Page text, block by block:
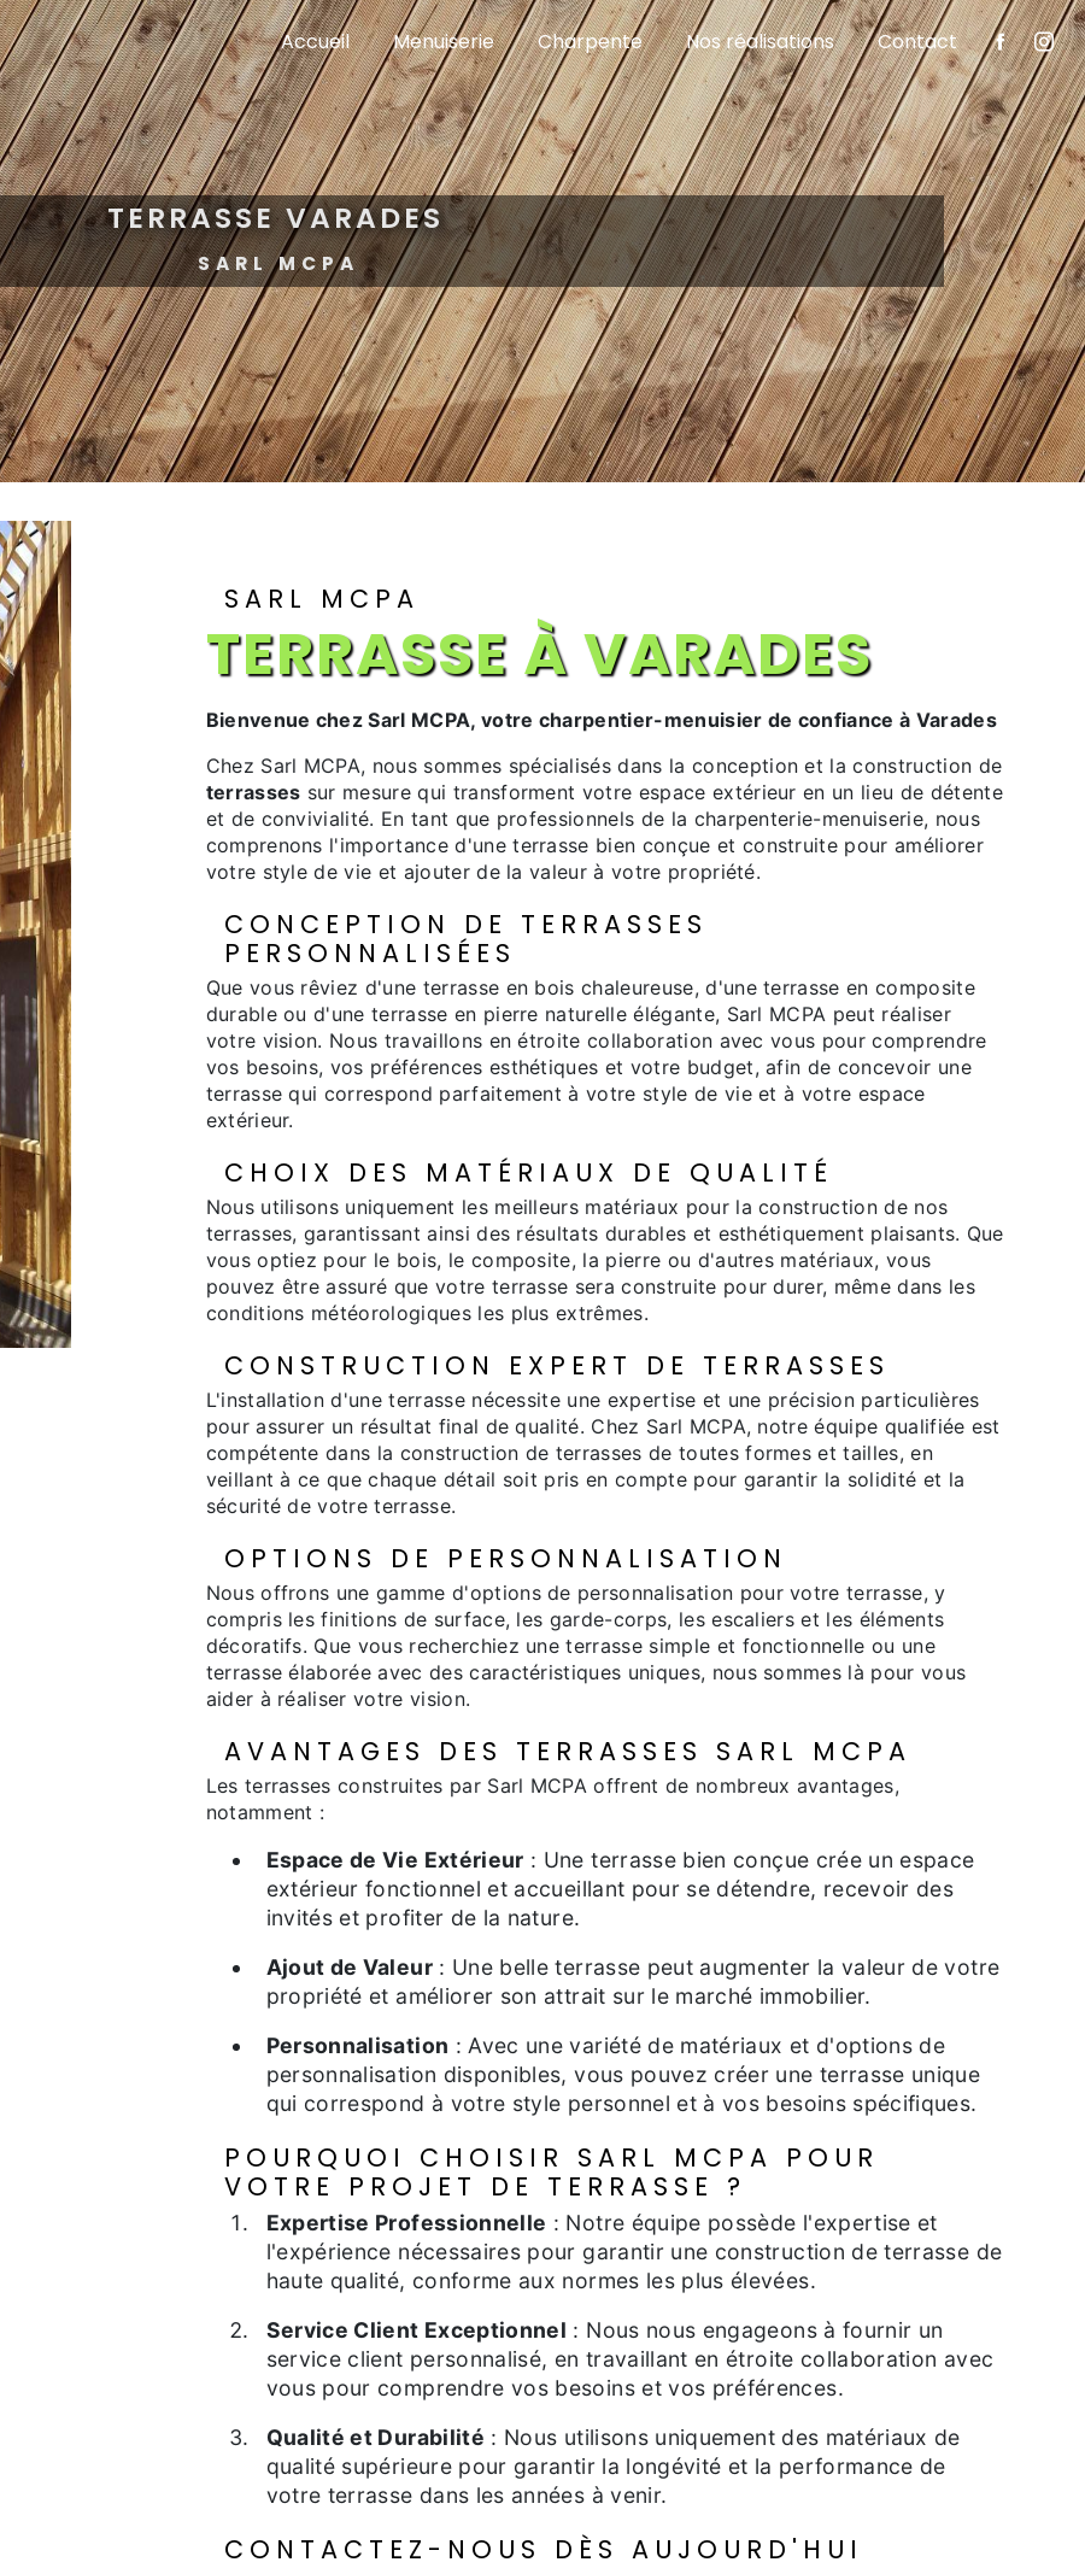
Accueil Menuiserie Charpente Nos réalisations Contact
TERRASSE VARADES
SARL MCPA
SARL MCPA
TERRASSE À VARADES
Bienvenue chez Sarl MCPA, votre charpentier-menuisier de confiance à Varades
Chez Sarl MCPA, nous sommes spécialisés dans la conception et la construction de
terrasses sur mesure qui transforment votre espace extérieur en un lieu de détente
et de convivialité. En tant que professionnels de la charpenterie-menuiserie, nous
comprenons l'importance d'une terrasse bien conçue et construite pour améliorer
votre style de vie et ajouter de la valeur à votre propriété.
CONCEPTION DE TERRASSES
PERSONNALISÉES
Que vous rêviez d'une terrasse en bois chaleureuse, d'une terrasse en composite
durable ou d'une terrasse en pierre naturelle élégante, Sarl MCPA peut réaliser
votre vision. Nous travaillons en étroite collaboration avec vous pour comprendre
vos besoins, vos préférences esthétiques et votre budget, afin de concevoir une
terrasse qui correspond parfaitement à votre style de vie et à votre espace
extérieur.
CHOIX DES MATÉRIAUX DE QUALITÉ
Nous utilisons uniquement les meilleurs matériaux pour la construction de nos
terrasses, garantissant ainsi des résultats durables et esthétiquement plaisants. Que
vous optiez pour le bois, le composite, la pierre ou d'autres matériaux, vous
pouvez être assuré que votre terrasse sera construite pour durer, même dans les
conditions météorologiques les plus extrêmes.
CONSTRUCTION EXPERT DE TERRASSES
L'installation d'une terrasse nécessite une expertise et une précision particulières
pour assurer un résultat final de qualité. Chez Sarl MCPA, notre équipe qualifiée est
compétente dans la construction de terrasses de toutes formes et tailles, en
veillant à ce que chaque détail soit pris en compte pour garantir la solidité et la
sécurité de votre terrasse.
OPTIONS DE PERSONNALISATION
Nous offrons une gamme d'options de personnalisation pour votre terrasse, y
compris les finitions de surface, les garde-corps, les escaliers et les éléments
décoratifs. Que vous recherchiez une terrasse simple et fonctionnelle ou une
terrasse élaborée avec des caractéristiques uniques, nous sommes là pour vous
aider à réaliser votre vision.
AVANTAGES DES TERRASSES SARL MCPA
Les terrasses construites par Sarl MCPA offrent de nombreux avantages,
notamment :
Espace de Vie Extérieur : Une terrasse bien conçue crée un espace
extérieur fonctionnel et accueillant pour se détendre, recevoir des
invités et profiter de la nature.
Ajout de Valeur: Une belle terrasse peut augmenter la valeur de votre
propriété et améliorer son attrait sur le marché immobilier.
Personnalisation : Avec une variété de matériaux et d'options de
personnalisation disponibles, vous pouvez créer une terrasse unique
qui correspond à votre style personnel et à vos besoins spécifiques.
POURQUOI CHOISIR SARL MCPA POUR
VOTRE PROJET DE TERRASSE ?
Expertise Professionnelle : Notre équipe possède l'expertise et
l'expérience nécessaires pour garantir une construction de terrasse de
haute qualité, conforme aux normes les plus élevées.
Service Client Exceptionnel : Nous nous engageons à fournir un
service client personnalisé, en travaillant en étroite collaboration avec
vous pour comprendre vos besoins et vos préférences.
Qualité et Durabilité : Nous utilisons uniquement des matériaux de
qualité supérieure pour garantir la longévité et la performance de
votre terrasse dans les années à venir.
CONTACTEZ-NOUS DÈS AUJOURD'HUI